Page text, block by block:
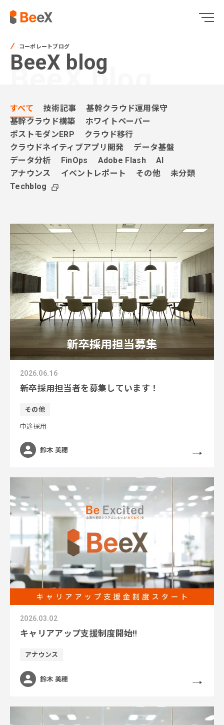
コーポレートブログ
BeeX blog
BeeX blog
すべて 技術記事
基幹クラウド運用保守
基幹クラウド構築
ホワイトペーパー
ポストモダンERP
クラウド移行
クラウドネイティブアプリ開発
データ基盤
データ分析
FinOps Adobe Flash
AI
アナウンス
イベントレポート その他
未分類
Techblog
2026.06.16
新卒採用担当者を募集しています！
その他
中途採用
鈴木 美穂
2026.03.02
キャリアアップ支援制度開始‼
アナウンス
鈴木 美穂